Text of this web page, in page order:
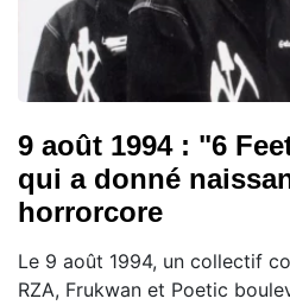
9 août 1994 : "6
qui a donné
horrorcore
Le 9 août 1994, un collectif
RZA, Frukwan et Poetic